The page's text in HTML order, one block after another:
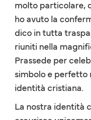
molto particolare,
ho avuto la
dico in tutta
riuniti nella
Prassede per
simbolo e perfetto
identità cristiana.
La nostra identità